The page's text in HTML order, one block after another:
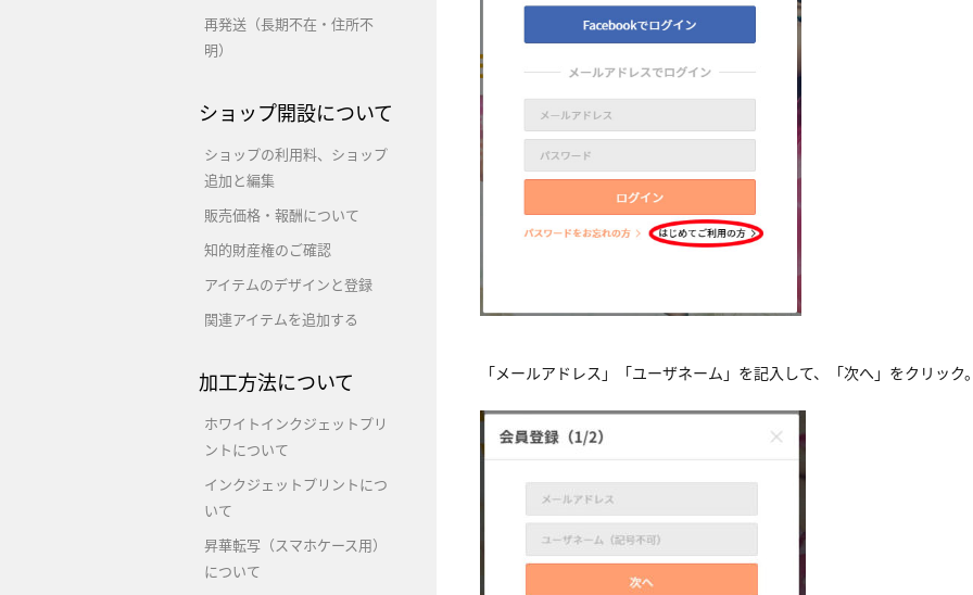
「メールアドレス」「ユーザネーム」を記入して、「次へ」をクリック
再発送（長期不在・住所不
明）
ショップ開設について
ショップの利用料、ショップ
追加と編集
販売価格・報酬について
知的財産権のご確認
アイテムのデザインと登録
関連アイテムを追加する
加工方法について
ホワイトインクジェットプリ
ントについて
インクジェットプリントにつ
いて
昇華転写（スマホケース用）
について